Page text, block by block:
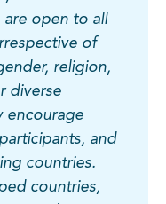
are open to all
of
religion,
diverse
encourage
and
countries.
countries,